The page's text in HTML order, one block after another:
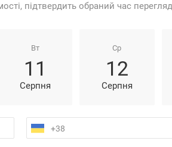
підтвердить обраний час
Вт
11
Серпня
Ср
12
Серпня